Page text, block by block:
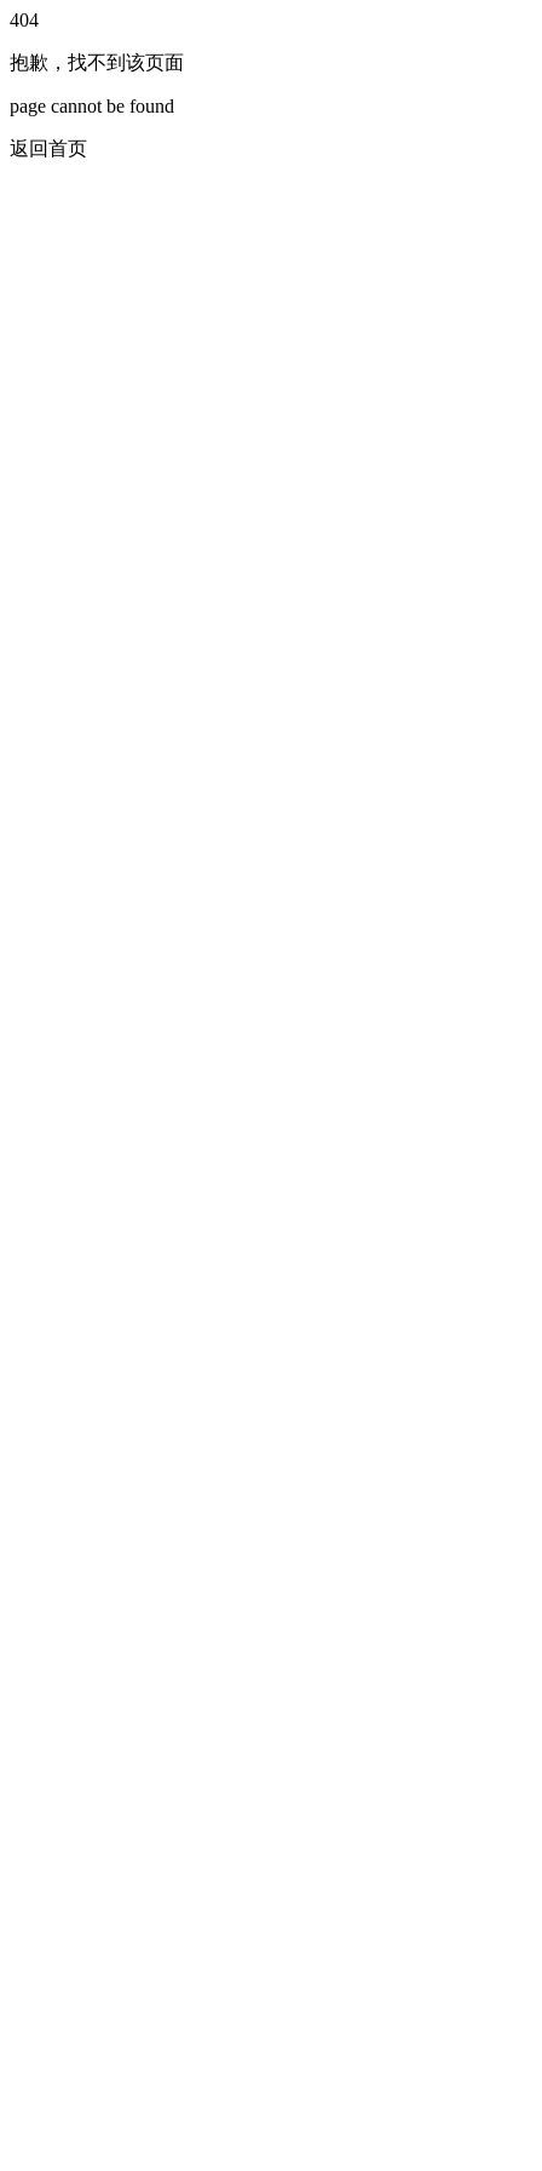
404
抱歉，找不到该页面
page cannot be found
返回首页